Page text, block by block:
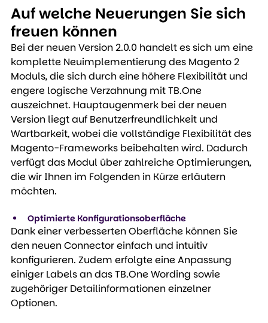
Auf welche Neuerungen Sie sich
freuen können
Bei der neuen Version 2.0.0 handelt es sich um eine
komplette Neuimplementierung des Magento 2
Moduls, die sich durch eine höhere Flexibilität und
engere logische Verzahnung mit TB.One
auszeichnet. Hauptaugenmerk bei der neuen
Version liegt auf Benutzerfreundlichkeit und
Wartbarkeit, wobei die vollständige Flexibilität des
Magento-Frameworks beibehalten wird. Dadurch
verfügt das Modul über zahlreiche Optimierungen,
die wir Ihnen im Folgenden in Kürze erläutern
möchten.
Optimierte Konfigurationsoberfläche
Dank einer verbesserten Oberfläche können Sie
den neuen Connector einfach und intuitiv
konfigurieren. Zudem erfolgte eine Anpassung
einiger Labels an das TB.One Wording sowie
zugehöriger Detailinformationen einzelner
Optionen.